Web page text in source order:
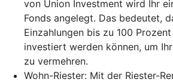
von Union Investment wird Ihr
Fonds angelegt. Das bedeutet,
Einzahlungen bis zu 100
investiert werden können, um
zu vermehren.
Wohn-Riester: Mit der Riester-